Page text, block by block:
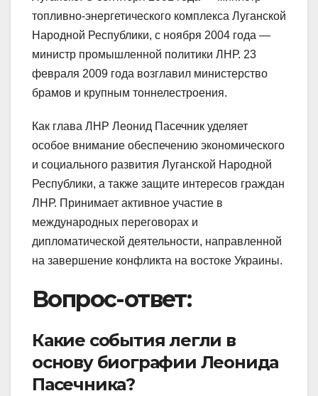
топливно-энергетического комплекса Луганской
Народной Республики, с ноября 2004 года —
министр промышленной политики ЛНР. 23
февраля 2009 года возглавил министерство
брамов и крупным тоннелестроения.
Как глава ЛНР Леонид Пасечник уделяет
особое внимание обеспечению экономического
и социального развития Луганской Народной
Республики, а также защите интересов граждан
ЛНР. Принимает активное участие в
международных переговорах и
дипломатической деятельности, направленной
на завершение конфликта на востоке Украины.
Вопрос-ответ:
Какие события легли в
основу биографии Леонида
Пасечника?